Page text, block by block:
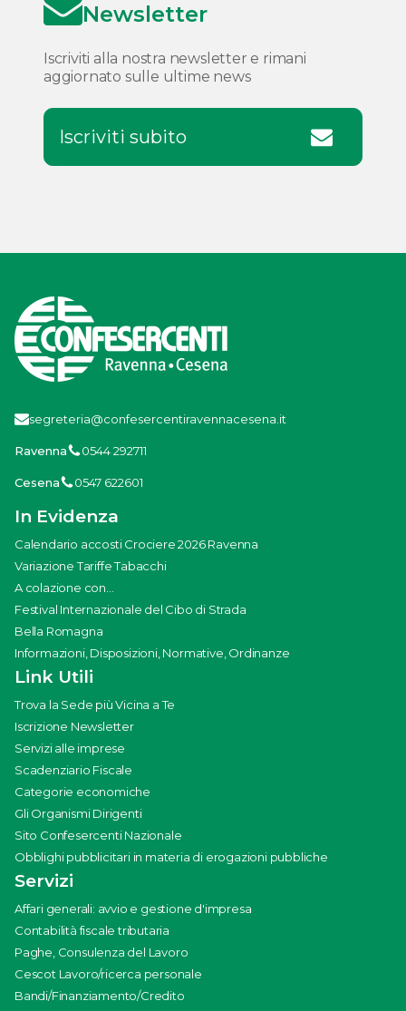
Newsletter
Iscriviti alla nostra newsletter e rimani
aggiornato sulle ultime news
Iscriviti subito
segreteria@confesercentiravennacesena.it
Ravenna 0544 292711
Cesena 0547 622601
In Evidenza
Calendario accosti Crociere 2026 Ravenna
Variazione Tariffe Tabacchi
A colazione con...
Festival Internazionale del Cibo di Strada
Bella Romagna
Informazioni, Disposizioni, Normative, Ordinanze
Link Utili
Trova la Sede più Vicina a Te
Iscrizione Newsletter
Servizi alle imprese
Scadenziario Fiscale
Categorie economiche
Gli Organismi Dirigenti
Sito Confesercenti Nazionale
Obblighi pubblicitari in materia di erogazioni pubbliche
Servizi
Affari generali: avvio e gestione d'impresa
Contabilità fiscale tributaria
Paghe, Consulenza del Lavoro
Cescot Lavoro/ricerca personale
Bandi/Finanziamento/Credito